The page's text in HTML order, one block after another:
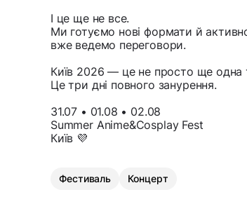
І це ще не все.
Ми готуємо нові формати й
вже ведемо переговори.
Київ 2026 — це не просто ще одна
Це три дні повного занурення.
31.07 • 01.08 • 02.08
Summer Anime&Cosplay Fest
Київ 💜
Фестиваль Концерт